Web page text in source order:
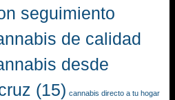
seguimiento
de calidad
desde
(15) cannabis directo a tu hogar